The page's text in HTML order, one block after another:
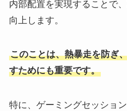
内部配置を実現することで
向上します。
このことは、熱暴走を防ぎ
すためにも重要です。
特に、ゲーミングセッショ